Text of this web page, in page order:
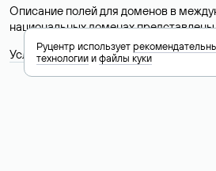
Описание полей для доменов в
национальных доменах представлены
Условия использования Whois-
Руцентр использует
технологииифайлы куки